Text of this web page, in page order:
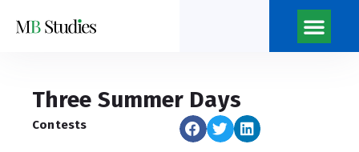
Three Summer Days
Contests